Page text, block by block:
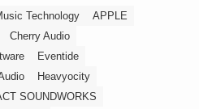
Technology
APPLE
Cherry Audio
Eventide
Heavyocity
SOUNDWORKS